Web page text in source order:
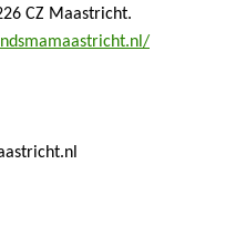
CZ Maastricht.